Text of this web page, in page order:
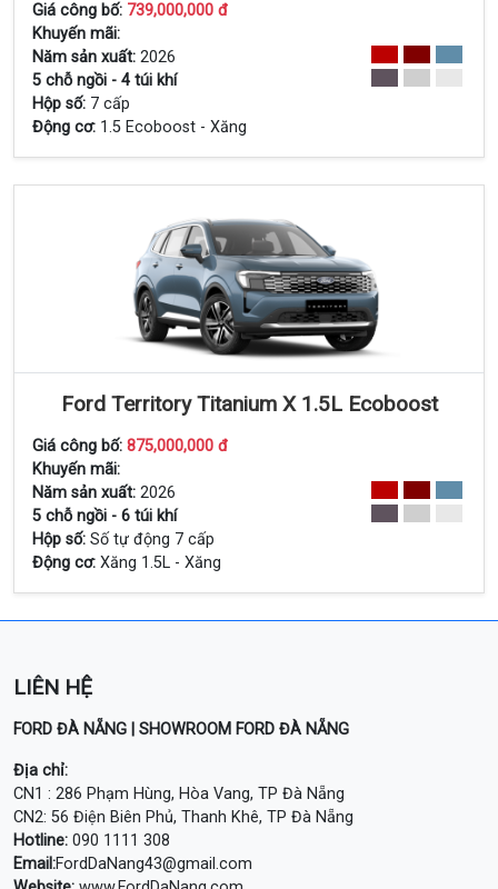
Giá công bố: 739,000,000 đ
Khuyến mãi:
Năm sản xuất: 2026
5 chỗ ngồi - 4 túi khí
Hộp số: 7 cấp
Động cơ: 1.5 Ecoboost - Xăng
Ford Territory Titanium X 1.5L Ecoboost
Giá công bố: 875,000,000 đ
Khuyến mãi:
Năm sản xuất: 2026
5 chỗ ngồi - 6 túi khí
Hộp số: Số tự động 7 cấp
Động cơ: Xăng 1.5L - Xăng
LIÊN HỆ
FORD ĐÀ NẴNG | SHOWROOM FORD ĐÀ NẴNG
Địa chỉ:
CN1 : 286 Phạm Hùng, Hòa Vang, TP Đà Nẵng
CN2: 56 Điện Biên Phủ, Thanh Khê, TP Đà Nẵng
Hotline: 090 1111 308
Email:FordDaNang43@gmail.com